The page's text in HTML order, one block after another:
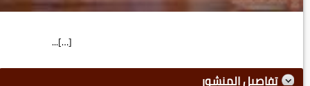
[…]...
تفاصيل المنشور